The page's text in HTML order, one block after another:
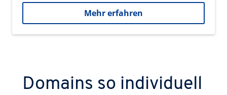
Mehr erfahren
Domains so individuell